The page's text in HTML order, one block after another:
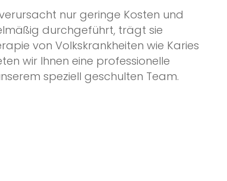
nur geringe Kosten und
durchgeführt, trägt sie
von Volkskrankheiten wie Karies
wir Ihnen eine professionelle
speziell geschulten Team.